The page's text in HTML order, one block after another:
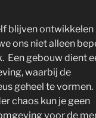
blijven ontwikkelen
ons niet alleen
Een gebouw dient
waarbij de
geheel te vormen.
chaos kun je geen
voor de